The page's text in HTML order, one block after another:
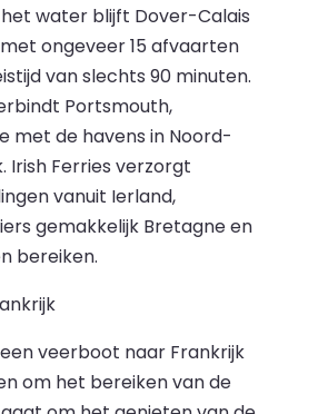
water blijft Dover-Calais
ongeveer 15 afvaarten
van slechts 90 minuten.
Portsmouth,
met de havens in Noord-
Irish Ferries verzorgt
vanuit Ierland,
gemakkelijk Bretagne en
bereiken.
veerboot naar Frankrijk
om het bereiken van de